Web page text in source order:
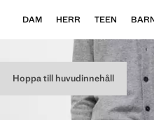
Hoppa till huvudinnehåll
DAM HERR TEEN